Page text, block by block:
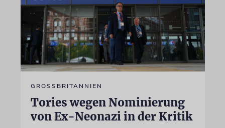
GROSSBRITANNIEN
Tories wegen Nominierung
von Ex-Neonazi in der Kritik